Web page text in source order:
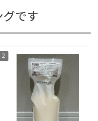
です